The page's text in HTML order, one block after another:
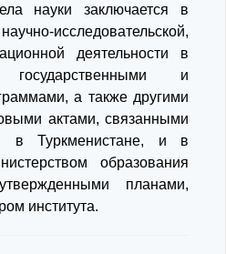
науки заключается в
исследовательской,
деятельности в
и
а также другими
актами, связанными
в Туркменистане, и в
образования
планами,
института.